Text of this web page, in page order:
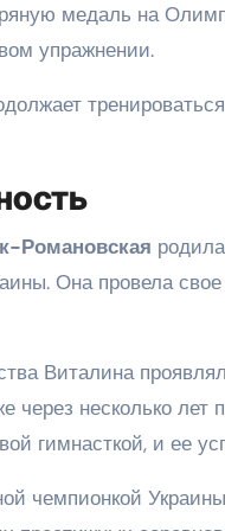
медаль на
упражнении.
Романовская
Она провела
Виталина
через несколько
гимнасткой, и ее
чемпионкой